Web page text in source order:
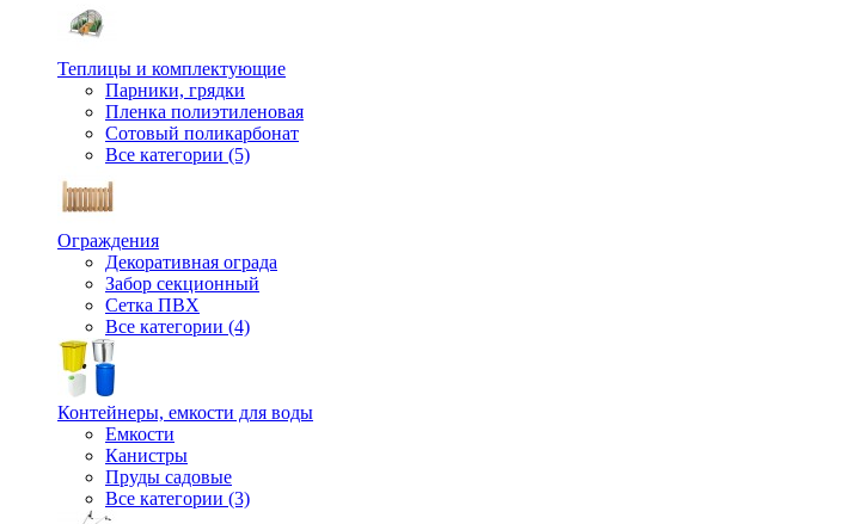
Теплицы и комплектующие
Парники, грядки
Пленка полиэтиленовая
Сотовый поликарбонат
Все категории (5)
Ограждения
Декоративная ограда
Забор секционный
Сетка ПВХ
Все категории (4)
Контейнеры, емкости для воды
Емкости
Канистры
Пруды садовые
Все категории (3)